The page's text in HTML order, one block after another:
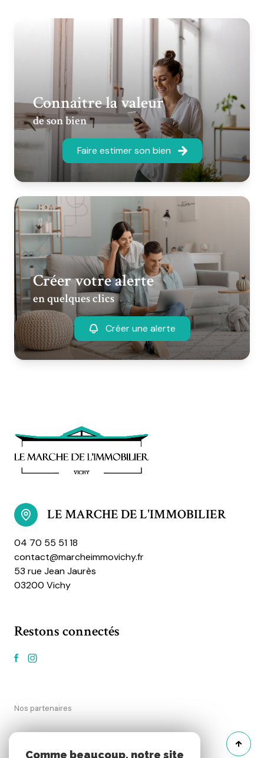
Connaitre la valeur
de son bien
Faire estimer son bien
Créer votre alerte
en quelques clics
Créer une alerte
LE MARCHE DE L'IMMOBILIER
04 70 55 51 18
contact@marcheimmovichy.fr
53 rue Jean Jaurès
03200 Vichy
Restons connectés
Nos partenaires
Comme beaucoup, notre site